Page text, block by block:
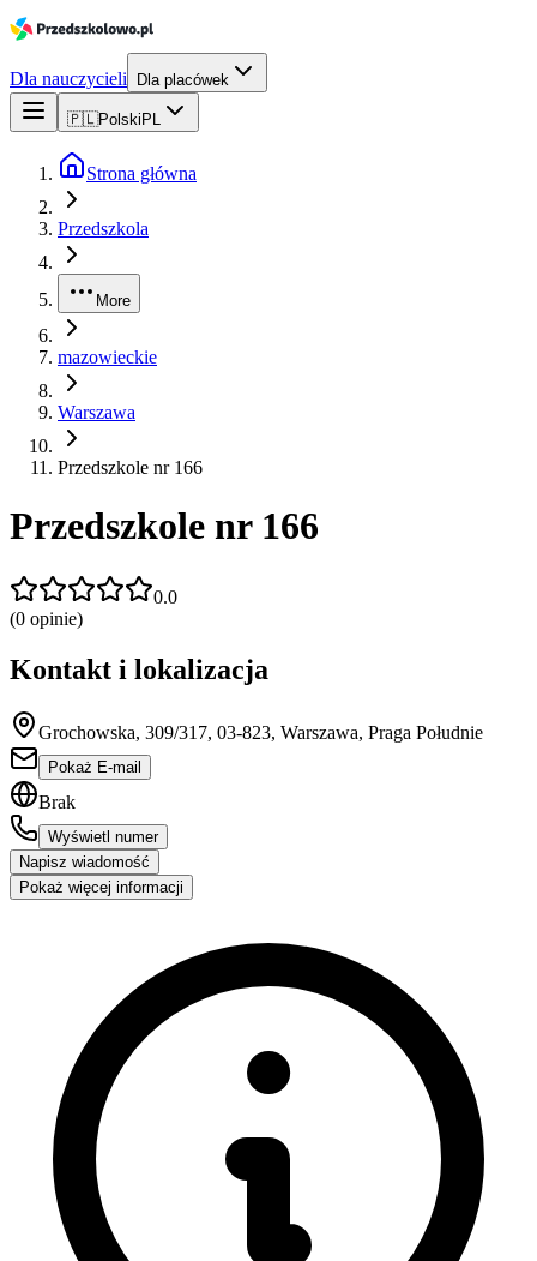
Dla nauczycieli Dla placówek
🇵🇱Polski PL
Strona główna
Przedszkola
More
mazowieckie
Warszawa
Przedszkole nr 166
Przedszkole nr 166
0.0
(0 opinie)
Kontakt i lokalizacja
Grochowska, 309/317, 03-823, Warszawa, Praga Południe
Pokaż E-mail
Brak
Wyświetl numer
Napisz wiadomość
Pokaż więcej informacji